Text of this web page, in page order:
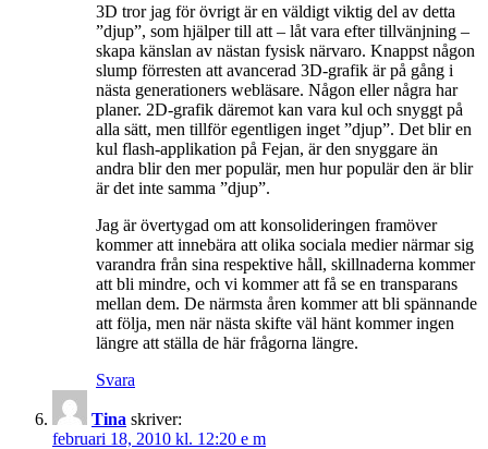
3D tror jag för övrigt är en väldigt viktig del av detta
”djup”, som hjälper till att – låt vara efter tillvänjning –
skapa känslan av nästan fysisk närvaro. Knappst någon
slump förresten att avancerad 3D-grafik är på gång i
nästa generationers webläsare. Någon eller några har
planer. 2D-grafik däremot kan vara kul och snyggt på
alla sätt, men tillför egentligen inget ”djup”. Det blir en
kul flash-applikation på Fejan, är den snyggare än
andra blir den mer populär, men hur populär den är blir
är det inte samma ”djup”.
Jag är övertygad om att konsolideringen framöver
kommer att innebära att olika sociala medier närmar sig
varandra från sina respektive håll, skillnaderna kommer
att bli mindre, och vi kommer att få se en transparans
mellan dem. De närmsta åren kommer att bli spännande
att följa, men när nästa skifte väl hänt kommer ingen
längre att ställa de här frågorna längre.
Svara
Tina skriver:
februari 18, 2010 kl. 12:20 e m